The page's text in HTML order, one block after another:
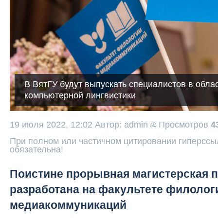
В ВятГУ будут выпускать специалистов в
компьютерной лингвистики
19 июля 2022, 12:02 Автор: admin Просмотров
При полном или частичном цитировании
обязательна!
Поистине прорывная магистерская
разработана на факультете
медиакоммуникаций